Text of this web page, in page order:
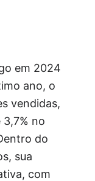
em 2024
ano, o
vendidas,
no
do
sua
com